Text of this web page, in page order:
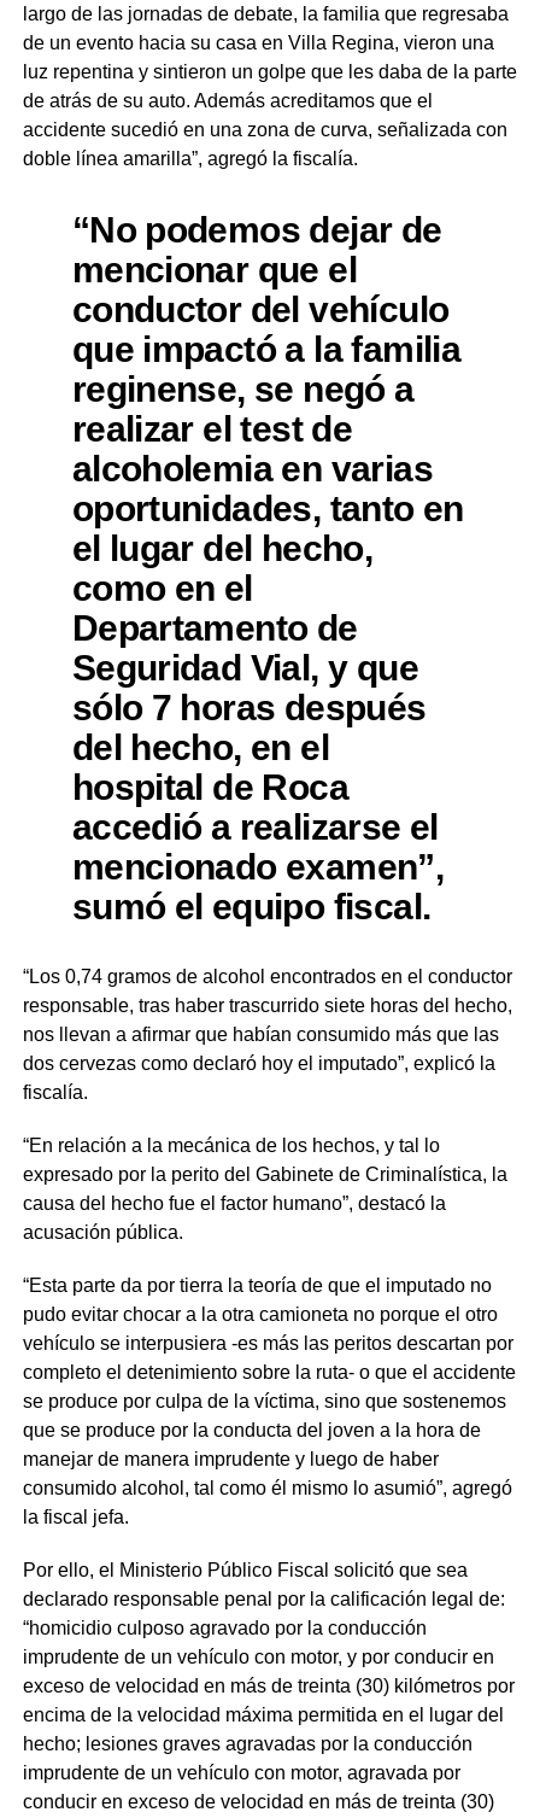
largo de las jornadas de debate, la familia que regresaba
de un evento hacia su casa en Villa Regina, vieron una
luz repentina y sintieron un golpe que les daba de la parte
de atrás de su auto. Además acreditamos que el
accidente sucedió en una zona de curva, señalizada con
doble línea amarilla”, agregó la fiscalía.
“No podemos dejar de
mencionar que el
conductor del vehículo
que impactó a la familia
reginense, se negó a
realizar el test de
alcoholemia en varias
oportunidades, tanto en
el lugar del hecho,
como en el
Departamento de
Seguridad Vial, y que
sólo 7 horas después
del hecho, en el
hospital de Roca
accedió a realizarse el
mencionado examen”,
sumó el equipo fiscal.
“Los 0,74 gramos de alcohol encontrados en el conductor
responsable, tras haber trascurrido siete horas del hecho,
nos llevan a afirmar que habían consumido más que las
dos cervezas como declaró hoy el imputado”, explicó la
fiscalía.
“En relación a la mecánica de los hechos, y tal lo
expresado por la perito del Gabinete de Criminalística, la
causa del hecho fue el factor humano”, destacó la
acusación pública.
“Esta parte da por tierra la teoría de que el imputado no
pudo evitar chocar a la otra camioneta no porque el otro
vehículo se interpusiera -es más las peritos descartan por
completo el detenimiento sobre la ruta- o que el accidente
se produce por culpa de la víctima, sino que sostenemos
que se produce por la conducta del joven a la hora de
manejar de manera imprudente y luego de haber
consumido alcohol, tal como él mismo lo asumió”, agregó
la fiscal jefa.
Por ello, el Ministerio Público Fiscal solicitó que sea
declarado responsable penal por la calificación legal de:
“homicidio culposo agravado por la conducción
imprudente de un vehículo con motor, y por conducir en
exceso de velocidad en más de treinta (30) kilómetros por
encima de la velocidad máxima permitida en el lugar del
hecho; lesiones graves agravadas por la conducción
imprudente de un vehículo con motor, agravada por
conducir en exceso de velocidad en más de treinta (30)